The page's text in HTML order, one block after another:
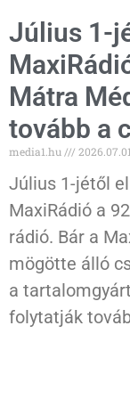
Július 1-
Mátra
tovább a
media1.hu 2026.07.01.
Július 1-jétől
MaxiRádió a
rádió. Bár a
mögötte álló
a
folytatják